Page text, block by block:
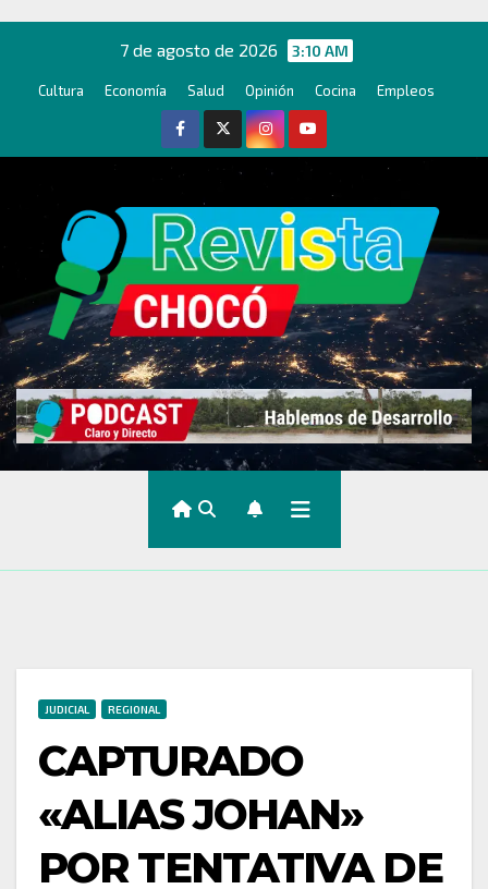
contenido
7 de agosto de 2026 3:10 AM
Cultura Economía Salud Opinión Cocina Empleos
JUDICIAL REGIONAL
CAPTURADO
«ALIAS JOHAN»
POR TENTATIVA DE